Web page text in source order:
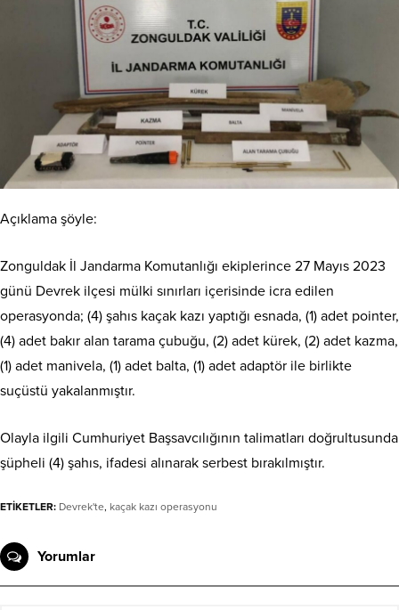
Açıklama şöyle:
Zonguldak İl Jandarma Komutanlığı ekiplerince 27 Mayıs 2023
günü Devrek ilçesi mülki sınırları içerisinde icra edilen
operasyonda; (4) şahıs kaçak kazı yaptığı esnada, (1) adet pointer,
(4) adet bakır alan tarama çubuğu, (2) adet kürek, (2) adet kazma,
(1) adet manivela, (1) adet balta, (1) adet adaptör ile birlikte
suçüstü yakalanmıştır.
Olayla ilgili Cumhuriyet Başsavcılığının talimatları doğrultusunda
şüpheli (4) şahıs, ifadesi alınarak serbest bırakılmıştır.
ETİKETLER: Devrek'te, kaçak kazı operasyonu
Yorumlar